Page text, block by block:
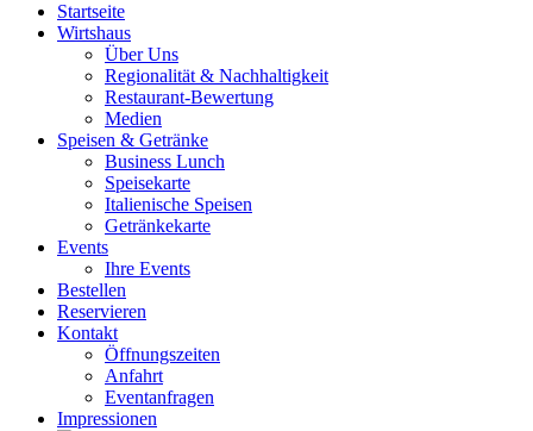
Startseite
Wirtshaus
Über Uns
Regionalität & Nachhaltigkeit
Restaurant-Bewertung
Medien
Speisen & Getränke
Business Lunch
Speisekarte
Italienische Speisen
Getränkekarte
Events
Ihre Events
Bestellen
Reservieren
Kontakt
Öffnungszeiten
Anfahrt
Eventanfragen
Impressionen